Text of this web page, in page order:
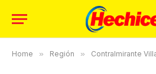
Home » Región » Contralmirante